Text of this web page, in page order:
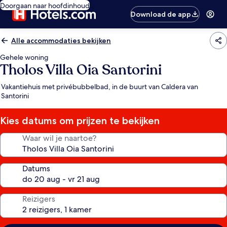
Doorgaan naar hoofdinhoud
Download de app
Alle accommodaties bekijken
Gehele woning
Tholos Villa Oia Santorini
Vakantiehuis met privébubbelbad, in de buurt van Caldera van
Santorini
Kies datums om prijzen te bekijken
Waar wil je naartoe?
Datums
Reizigers